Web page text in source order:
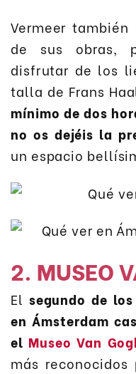
Vermeer
de sus obras,
disfrutar de los
talla de Frans
mínimo de dos
no os dejéis la
un espacio
2. MUSEO
El segundo de
en Ámsterdam
el Museo Van
más